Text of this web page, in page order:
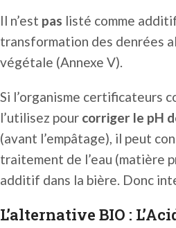
Il n’est pas listé comme
transformation des denrées
végétale (Annexe V).
Si l’organisme certificateurs
l’utilisez pour corriger le pH
(avant l’empâtage), il peut
traitement de l’eau (matière
additif dans la bière. Donc
L’alternative BIO :